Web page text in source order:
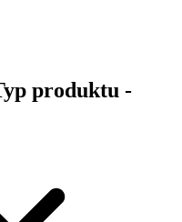
produktu -